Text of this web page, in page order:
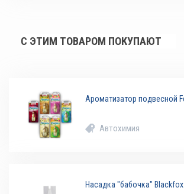
С ЭТИМ ТОВАРОМ ПОКУПАЮТ
Ароматизатор подвесной
Автохимия
Насадка "бабочка"